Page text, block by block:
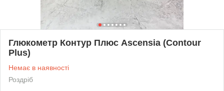
Глюкометр Контур Плюс Ascensia (Contour
Plus)
Немає в наявності
Роздріб